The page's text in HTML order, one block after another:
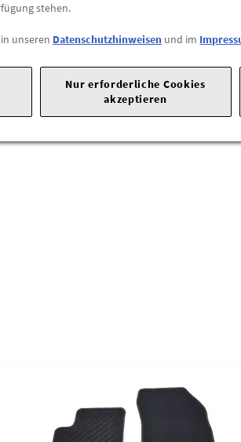
Rüsselsheim am Main |Tel: 06142-
CROSSLAND X
stehen.
unseren Datenschutzhinweisen und im
Nur erforderliche Cookies
akzeptieren